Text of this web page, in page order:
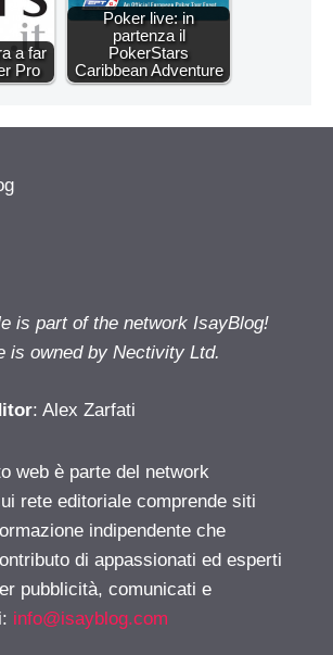
a far
Pro
Poker live: in
partenza il
PokerStars
Caribbean Adventure
is part of the network IsayBlog!
is owned by Nectivity Ltd.
: Alex Zarfati
web è parte del network
rete editoriale comprende siti
indipendente che
di appassionati ed esperti
pubblicità, comunicati e
info@isayblog.com